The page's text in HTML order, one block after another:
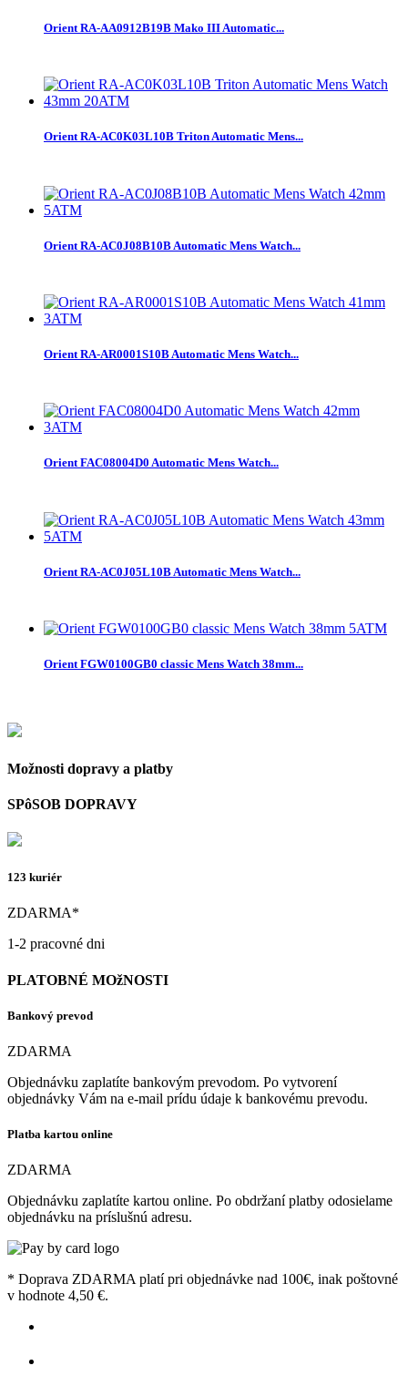
Orient RA-AA0912B19B Mako III Automatic...
Orient RA-AC0K03L10B Triton Automatic Mens...
Orient RA-AC0J08B10B Automatic Mens Watch...
Orient RA-AR0001S10B Automatic Mens Watch...
Orient FAC08004D0 Automatic Mens Watch...
Orient RA-AC0J05L10B Automatic Mens Watch...
Orient FGW0100GB0 classic Mens Watch 38mm...
Možnosti dopravy a platby
SPôSOB DOPRAVY
123 kuriér
ZDARMA*
1-2 pracovné dni
PLATOBNÉ MOžNOSTI
Bankový prevod
ZDARMA
Objednávku zaplatíte bankovým prevodom. Po vytvorení
objednávky Vám na e-mail prídu údaje k bankovému prevodu.
Platba kartou online
ZDARMA
Objednávku zaplatíte kartou online. Po obdržaní platby odosielame
objednávku na príslušnú adresu.
* Doprava ZDARMA platí pri objednávke nad 100€, inak poštovné
v hodnote 4,50 €.